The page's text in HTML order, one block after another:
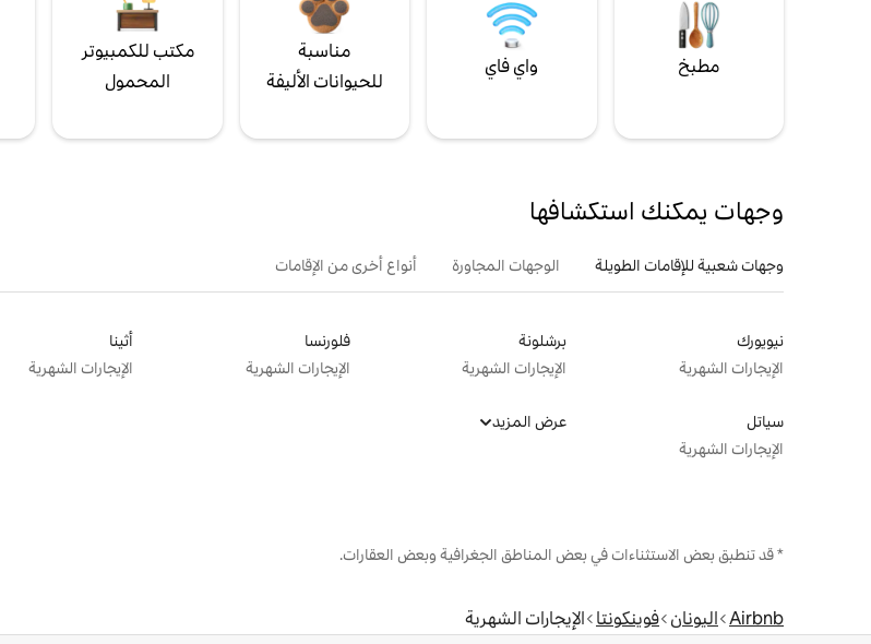
مطبخ واي فاي
مناسبة
للحيوانات الأليفة
مكتب للكمبيوتر
المحمول
وجهات يمكنك استكشافها
وجهات شعبية للإقامات الطويلة الوجهات المجاورة أنواع أخرى من الإقامات
نيويورك
الإيجارات الشهرية
برشلونة
الإيجارات الشهرية
فلورنسا
الإيجارات الشهرية
أثينا
الإيجارات الشهرية
سياتل
الإيجارات الشهرية
عرض المزيد
* قد تنطبق بعض الاستثناءات في بعض المناطق الجغرافية وبعض العقارات.
Airbnb اليونان فوينكونتا الإيجارات الشهرية